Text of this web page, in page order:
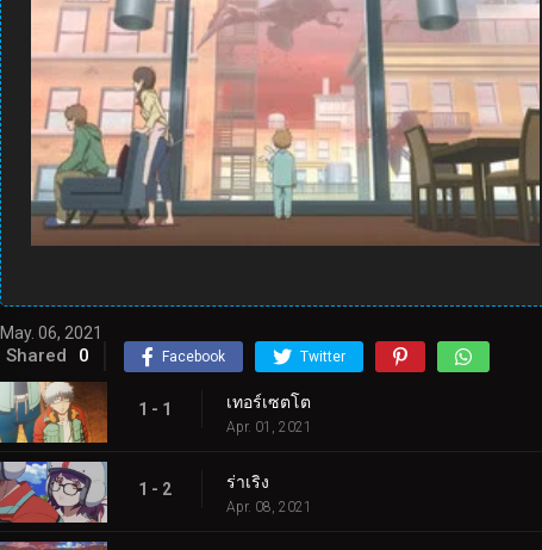
May. 06, 2021
Shared 0 Facebook Twitter
1 - 1 เทอร์เซตโต
Apr. 01, 2021
1 - 2 ร่าเริง
Apr. 08, 2021